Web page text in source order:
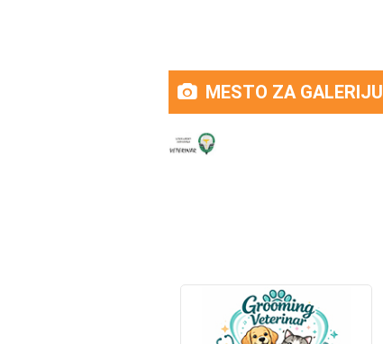
MESTO ZA GALERIJU